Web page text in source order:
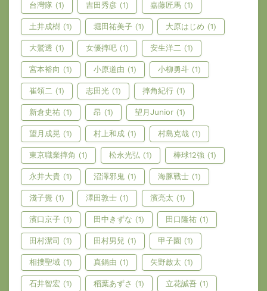
台灣隊 (1) 吉田秀彦 (1) 嘉藤匠馬 (1)
土井成樹 (1) 堀田祐美子 (1) 大原はじめ (1)
大鷲透 (1) 女優摔吧 (1) 安生洋二 (1)
宮本裕向 (1) 小原道由 (1) 小柳勇斗 (1)
崔領二 (1) 志田光 (1) 摔角紀行 (1)
新倉史祐 (1) 昂 (1) 望月Junior (1)
望月成晃 (1) 村上和成 (1) 村島克哉 (1)
東京職業摔角 (1) 松永光弘 (1) 棒球12強 (1)
永井大貴 (1) 沼澤邪鬼 (1) 海豚戰士 (1)
淺子覺 (1) 澤田敦士 (1) 濱亮太 (1)
濱口京子 (1) 田中きずな (1) 田口隆祐 (1)
田村潔司 (1) 田村男兒 (1) 甲子園 (1)
相撲聖域 (1) 真鍋由 (1) 矢野啟太 (1)
石井智宏 (1) 稻葉あずさ (1) 立花誠吾 (1)